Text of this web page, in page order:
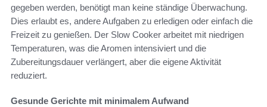
gegeben werden, benötigt man keine ständige Überwachung.
Dies erlaubt es, andere Aufgaben zu erledigen oder einfach die
Freizeit zu genießen. Der Slow Cooker arbeitet mit niedrigen
Temperaturen, was die Aromen intensiviert und die
Zubereitungsdauer verlängert, aber die eigene Aktivität
reduziert.
Gesunde Gerichte mit minimalem Aufwand